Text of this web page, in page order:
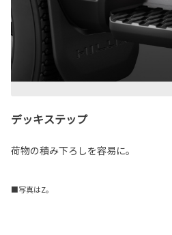
デッキステップ
荷物の積み下ろしを容易に。
■写真はZ。